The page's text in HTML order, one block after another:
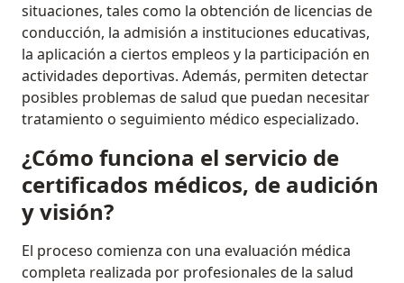
situaciones, tales como la obtención de licencias de
conducción, la admisión a instituciones educativas,
la aplicación a ciertos empleos y la participación en
actividades deportivas. Además, permiten detectar
posibles problemas de salud que puedan necesitar
tratamiento o seguimiento médico especializado.
¿Cómo funciona el servicio de
certificados médicos, de audición
y visión?
El proceso comienza con una evaluación médica
completa realizada por profesionales de la salud